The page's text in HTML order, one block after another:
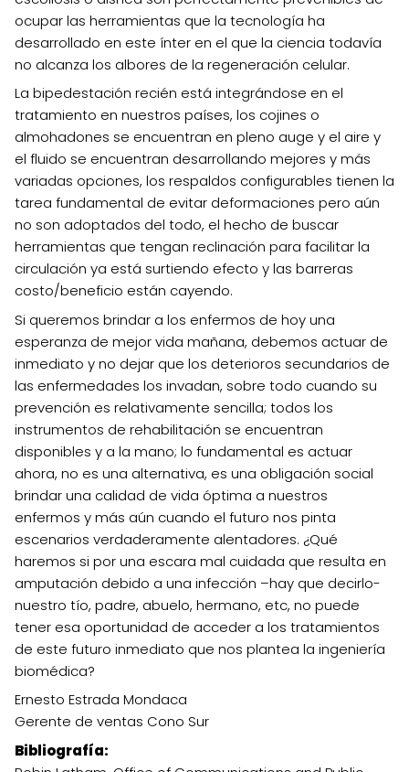
ocupar las herramientas que la tecnología ha
desarrollado en este ínter en el que la ciencia todavía
no alcanza los albores de la regeneración celular.
La bipedestación recién está integrándose en el
tratamiento en nuestros países, los cojines o
almohadones se encuentran en pleno auge y el aire y
el fluido se encuentran desarrollando mejores y más
variadas opciones, los respaldos configurables tienen la
tarea fundamental de evitar deformaciones pero aún
no son adoptados del todo, el hecho de buscar
herramientas que tengan reclinación para facilitar la
circulación ya está surtiendo efecto y las barreras
costo/beneficio están cayendo.
Si queremos brindar a los enfermos de hoy una
esperanza de mejor vida mañana, debemos actuar de
inmediato y no dejar que los deterioros secundarios de
las enfermedades los invadan, sobre todo cuando su
prevención es relativamente sencilla; todos los
instrumentos de rehabilitación se encuentran
disponibles y a la mano; lo fundamental es actuar
ahora, no es una alternativa, es una obligación social
brindar una calidad de vida óptima a nuestros
enfermos y más aún cuando el futuro nos pinta
escenarios verdaderamente alentadores. ¿Qué
haremos si por una escara mal cuidada que resulta en
amputación debido a una infección –hay que decirlo-
nuestro tío, padre, abuelo, hermano, etc, no puede
tener esa oportunidad de acceder a los tratamientos
de este futuro inmediato que nos plantea la ingeniería
biomédica?
Ernesto Estrada Mondaca
Gerente de ventas Cono Sur
Bibliografía: